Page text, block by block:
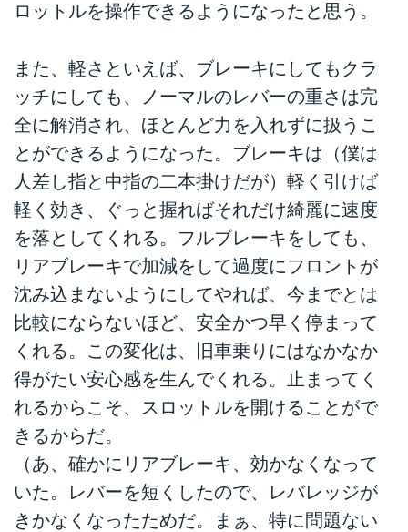
ロットルを操作できるようになったと思う。
また、軽さといえば、ブレーキにしてもクラ
ッチにしても、ノーマルのレバーの重さは完
全に解消され、ほとんど力を入れずに扱うこ
とができるようになった。ブレーキは（僕は
人差し指と中指の二本掛けだが）軽く引けば
軽く効き、ぐっと握ればそれだけ綺麗に速度
を落としてくれる。フルブレーキをしても、
リアブレーキで加減をして過度にフロントが
沈み込まないようにしてやれば、今までとは
比較にならないほど、安全かつ早く停まって
くれる。この変化は、旧車乗りにはなかなか
得がたい安心感を生んでくれる。止まってく
れるからこそ、スロットルを開けることがで
きるからだ。
（あ、確かにリアブレーキ、効かなくなって
いた。レバーを短くしたので、レバレッジが
きかなくなったためだ。まぁ、特に問題ない